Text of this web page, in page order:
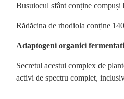
Busuiocul sfânt conține compuși
Rădăcina de rhodiola conține
Adaptogeni organici fermentati
Secretul acestui complex de
activi de spectru complet,